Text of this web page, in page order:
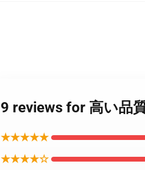
9 reviews for 高い品
★★★★★
★★★★☆